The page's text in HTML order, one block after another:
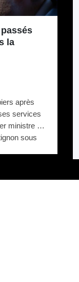
la
après
services
ministre qui
sous